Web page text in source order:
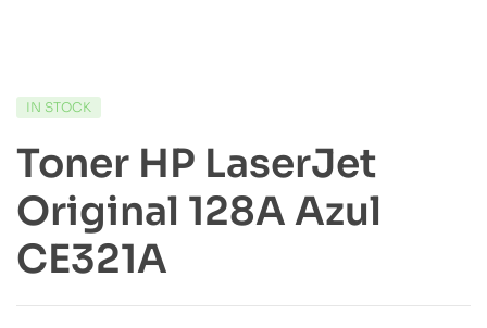
IN STOCK
Toner HP LaserJet
Original 128A Azul
CE321A